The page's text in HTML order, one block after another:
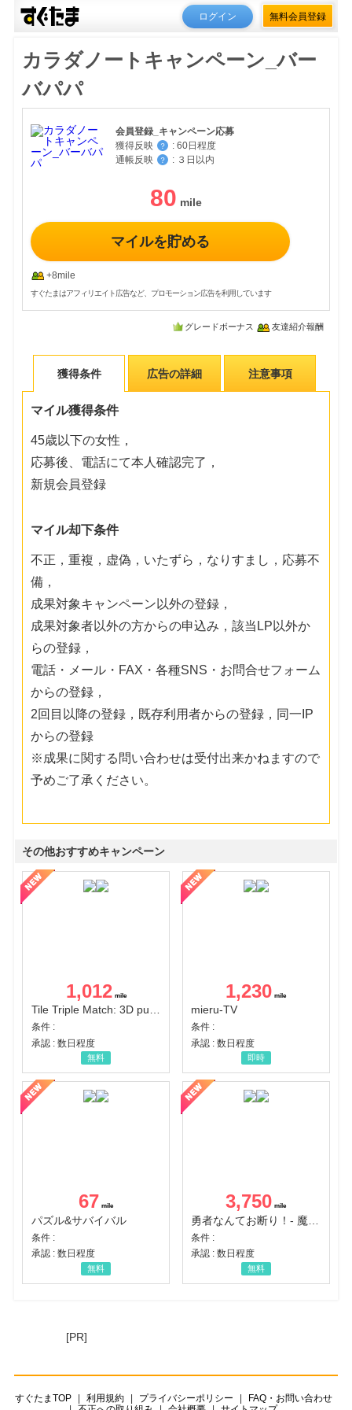
ログイン 無料会員登録
カラダノートキャンペーン_バー
バパパ
会員登録_キャンペーン応募
獲得反映
？ : 60日程度
通帳反映
？ : ３日以内
80
マイルを貯める
+8mile
すぐたまはアフィリエイト広告など、プロモーション広告を利用しています
グレードボーナス 友達紹介報酬
獲得条件 広告の詳細 注意事項
マイル獲得条件
45歳以下の女性，
応募後、電話にて本人確認完了，
新規会員登録
マイル却下条件
不正，重複，虚偽，いたずら，なりすまし，応募不
備，
成果対象キャンペーン以外の登録，
成果対象者以外の方からの申込み，該当LP以外か
らの登録，
電話・メール・FAX・各種SNS・お問合せフォーム
からの登録，
2回目以降の登録，既存利用者からの登録，同一IP
からの登録
※成果に関する問い合わせは受付出来かねますので
予めご了承ください。
その他おすすめキャンペーン
1,012
Tile Triple Match: 3D puzzle
条件 :
承認 : 数日程度
無料
1,230
mieru-TV
条件 :
承認 : 数日程度
即時
67
パズル&サバイバル
条件 :
承認 : 数日程度
無料
3,750
条件 :
承認 : 数日程度
無料
[PR]
すぐたまTOP 利用規約 プライバシーポリシー
FAQ・お問い合わせ